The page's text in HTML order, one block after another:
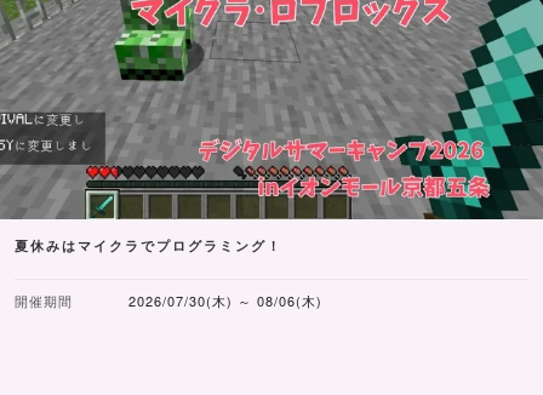
夏休みはマイクラでプログラミング！
開催期間 2026/07/30(木) ～ 08/06(木)